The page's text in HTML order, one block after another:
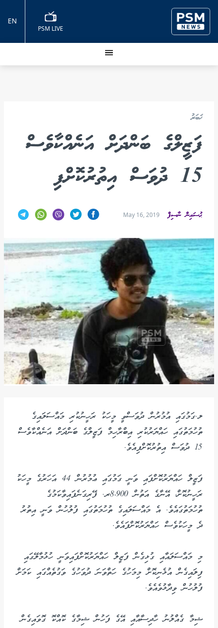
PSM LIVE
EN
ޚަބަރު
ފަޒީލްގެ ބަންދަށް އަނެއްކާވެސް
15 ދުވަސް އިތުރުކޮށްފި
ޙުސައިން ނާސިފް May 16, 2019
ލ.ގަމުގައި އުމުރުން ދުވަސްވީ މީހަކު ރަހީނުކުރި މައްސަލައިގެ
ތުހުމަތުގައި ހައްޔަރުކުރި އިބްރާހިމް ފަޒީލްގެ ބަންދަށް އަނެއްކާވެސް
15 ދުވަސް އިތުރުކޮށްފިއެވެ.
ފަޒީލް ހައްޔަރުކޮށްފައި ވަނީ ގަމުގައި ޢުމުރުން 44 އަހަރުގެ މީހަކު
ރަހީނުކޮށް، އޭނާގެ އަތުން 8،900ރ. ފޭރިގަނެފައިވާކަމުގެ
ތުހުމަތުގައެވެ. އެ މައްސަލައިގެ ތުހުމަތުގައި ފުލުހުން ވަނީ އިތުރު
ދެ މީހަކުވެސް ހައްޔަރުކޮށްފައެވެ.
މި މައްސަލައާއި ގުޅިގެން ފަޒީލް ހައްޔަރުކޮށްފައިވަނީ ހުޅުމާލޭގައި
ފިލައިގެން އުޅެނިކޮށް މިމަހުގެ ހަތްވަނަ ދުވަހުގެ ވަގުތެއްގައި ކަމަށް
ފުލުހުން ވިދާޅުވެއެވެ.
ޝިމާ ގެއްލުނު ހާދިސާއާއި އޭގެ ފަހުން ޝިމާގެ ކޮއްކޮ ގޮވައިގެން